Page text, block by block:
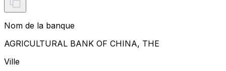
Nom de la banque
AGRICULTURAL BANK OF CHINA, THE
Ville